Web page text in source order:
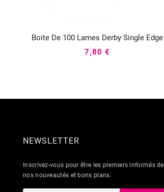
Boite De 100 Lames Derby Single Edge

7,80 €
NEWSLETTER
Inscrivez-vous pour être les premiers informés de
nos nouveautés et bons plans.